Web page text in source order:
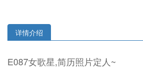
详情介绍
E087女歌星,简历照片定人~